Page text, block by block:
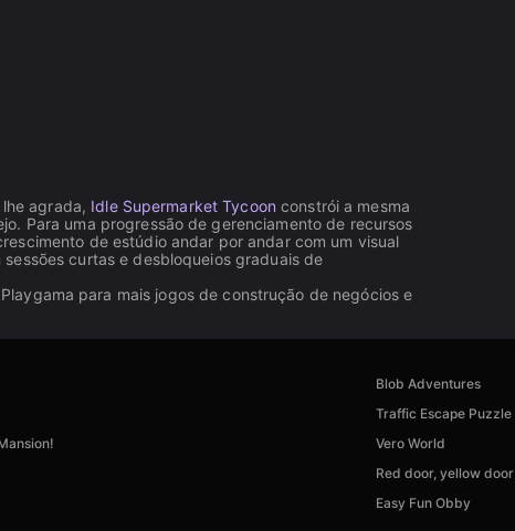
agrada, Idle Supermarket Tycoon constrói a mesma
Para uma progressão de gerenciamento de recursos
de estúdio andar por andar com um visual
curtas e desbloqueios graduais de
para mais jogos de construção de negócios e
Blob Adventures
Traffic Escape Puzzle
Vero World
Red door, yellow door
Easy Fun Obby